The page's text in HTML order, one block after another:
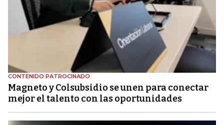
CONTENIDO PATROCINADO
Magneto y Colsubsidio se unen para conectar
mejor el talento con las oportunidades